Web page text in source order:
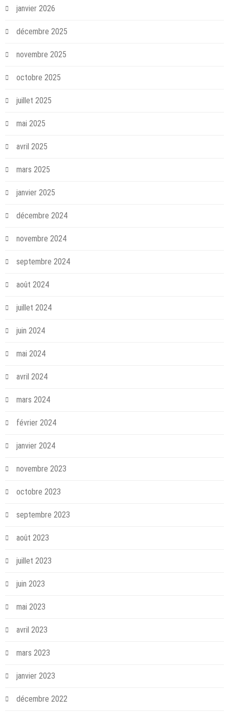
janvier 2026
décembre 2025
novembre 2025
octobre 2025
juillet 2025
mai 2025
avril 2025
mars 2025
janvier 2025
décembre 2024
novembre 2024
septembre 2024
août 2024
juillet 2024
juin 2024
mai 2024
avril 2024
mars 2024
février 2024
janvier 2024
novembre 2023
octobre 2023
septembre 2023
août 2023
juillet 2023
juin 2023
mai 2023
avril 2023
mars 2023
janvier 2023
décembre 2022